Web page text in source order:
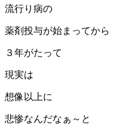
流行り病の
薬剤投与が始まってから
３年がたって
現実は
想像以上に
悲惨なんだなぁ～と